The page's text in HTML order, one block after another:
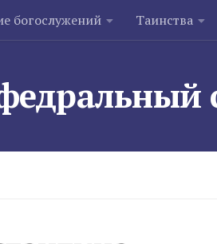
богослужений Таинства